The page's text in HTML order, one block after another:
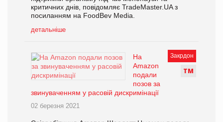
критичних днів, повідомляє TradeMaster.UA з
посиланням на FoodBev Media.
детальніше
Закрдон
ТМ
На
Amazon
подали
позов за
звинуваченням у расовій дискримінації
02 березня 2021